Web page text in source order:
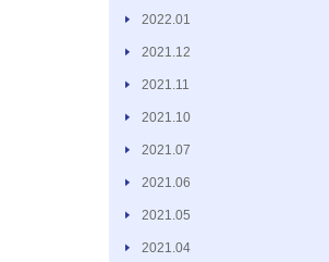
2022.01
2021.12
2021.11
2021.10
2021.07
2021.06
2021.05
2021.04